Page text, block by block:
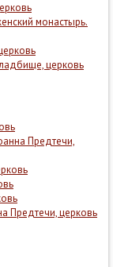
монастырь.
церковь
Предтечи,
Предтечи, церковь